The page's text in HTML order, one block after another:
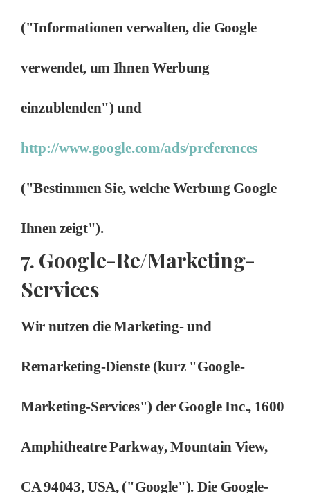
("Informationen verwalten, die Google
verwendet, um Ihnen Werbung
einzublenden") und
http://www.google.com/ads/preferences
("Bestimmen Sie, welche Werbung Google
Ihnen zeigt").
7. Google-Re/Marketing-
Services
Wir nutzen die Marketing- und
Remarketing-Dienste (kurz "Google-
Marketing-Services") der Google Inc., 1600
Amphitheatre Parkway, Mountain View,
CA 94043, USA, ("Google"). Die Google-